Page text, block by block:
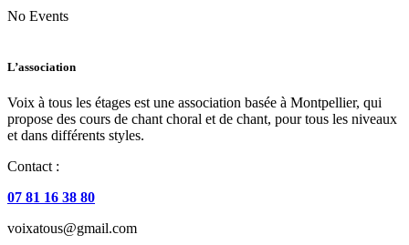
No Events
L’association
Voix à tous les étages est une association basée à Montpellier, qui
propose des cours de chant choral et de chant, pour tous les niveaux
et dans différents styles.
Contact :
07 81 16 38 80
voixatous@gmail.com